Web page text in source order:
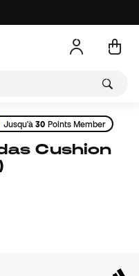
Jusqu'à30 Points Member